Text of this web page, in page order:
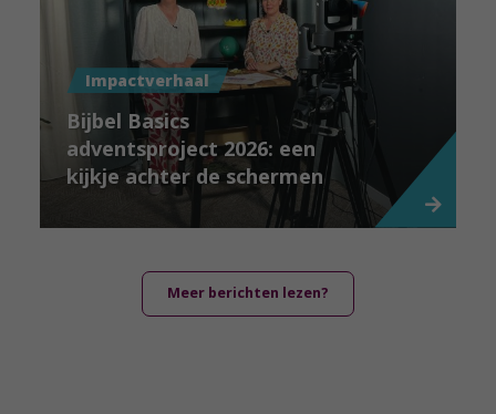
Impactverhaal
Bijbel Basics
adventsproject 2026: een
kijkje achter de schermen
Meer berichten lezen?